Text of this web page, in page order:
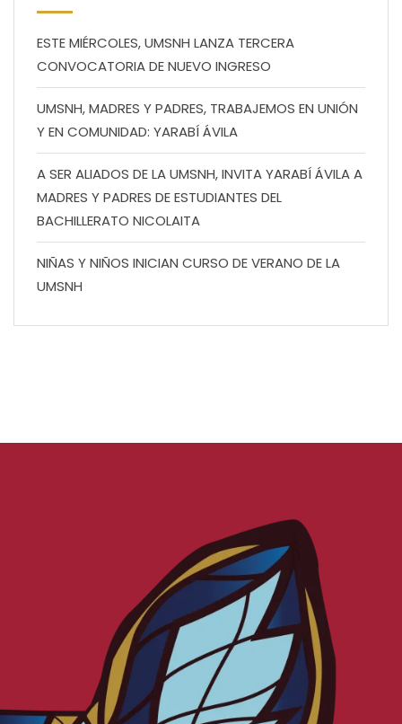
ESTE MIÉRCOLES, UMSNH LANZA TERCERA
CONVOCATORIA DE NUEVO INGRESO
UMSNH, MADRES Y PADRES, TRABAJEMOS EN UNIÓN
Y EN COMUNIDAD: YARABÍ ÁVILA
A SER ALIADOS DE LA UMSNH, INVITA YARABÍ ÁVILA A
MADRES Y PADRES DE ESTUDIANTES DEL
BACHILLERATO NICOLAITA
NIÑAS Y NIÑOS INICIAN CURSO DE VERANO DE LA
UMSNH